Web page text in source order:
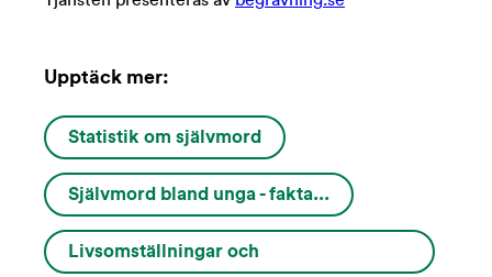
Upptäck mer:
Statistik om självmord
Självmord bland unga - fakta...
Livsomställningar och